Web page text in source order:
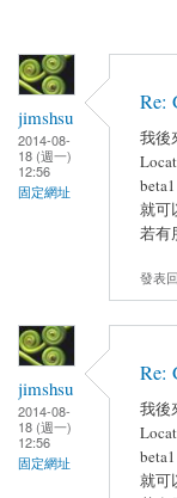
jimshsu
2014-08-
18 (週一)
12:56
固定網址
Re:
我後
beta1
就可
若有
發表
jimshsu
2014-08-
18 (週一)
12:56
固定網址
Re:
我後
beta1
就可